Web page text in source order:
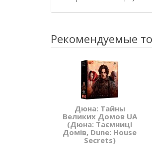
Рекомендуемые
Дюна: Тайны
Великих Домов UA
(Дюна: Таємниці
Домів, Dune: House
Secrets)